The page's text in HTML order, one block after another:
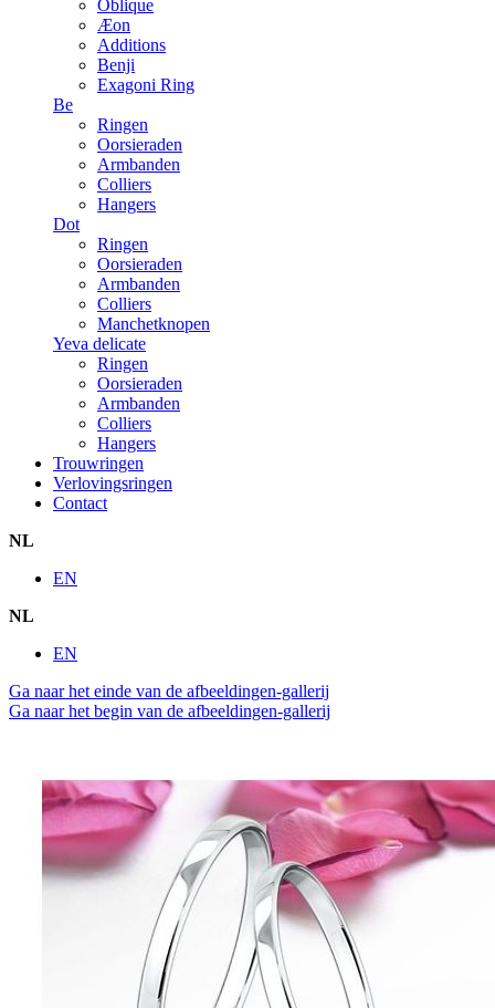
Oblique
Æon
Additions
Benji
Exagoni Ring
Be
Ringen
Oorsieraden
Armbanden
Colliers
Hangers
Dot
Ringen
Oorsieraden
Armbanden
Colliers
Manchetknopen
Yeva delicate
Ringen
Oorsieraden
Armbanden
Colliers
Hangers
Trouwringen
Verlovingsringen
Contact
NL
EN
NL
EN
Ga naar het einde van de afbeeldingen-gallerij
Ga naar het begin van de afbeeldingen-gallerij